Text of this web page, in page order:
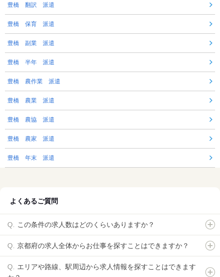
豊橋 翻訳 派遣
豊橋 保育 派遣
豊橋 副業 派遣
豊橋 半年 派遣
豊橋 農作業 派遣
豊橋 農業 派遣
豊橋 農協 派遣
豊橋 農家 派遣
豊橋 年末 派遣
よくあるご質問
この条件の求人数はどのくらいありますか？
京都府の求人全体からお仕事を探すことはできますか？
エリアや路線、駅周辺から求人情報を探すことはできます